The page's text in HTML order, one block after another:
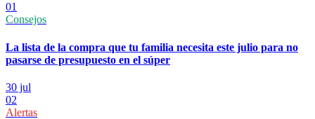
01
Consejos
La lista de la compra que tu familia necesita este julio para no
pasarse de presupuesto en el súper
30 jul
02
Alertas